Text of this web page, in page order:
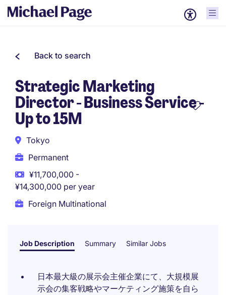
Back to search
Strategic Marketing
Director - Business Service -
Up to 15M
Tokyo
Permanent
¥11,700,000 -
¥14,300,000 per year
Foreign Multinational
Job Description Summary Similar Jobs
日本最大級の展示会主催企業にて、大規模展
示会の集客戦略やマーケティング施策を自ら